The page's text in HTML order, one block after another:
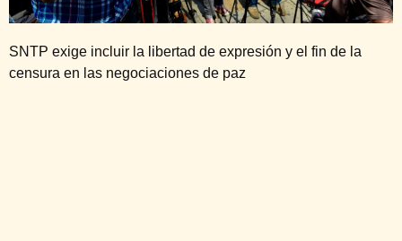
SNTP exige incluir la libertad de expresión y el fin de la
censura en las negociaciones de paz